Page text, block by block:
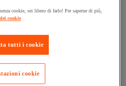
cookie, sei libero di farlo! Per saperne di più,
cookie
tutti i cookie
cookie